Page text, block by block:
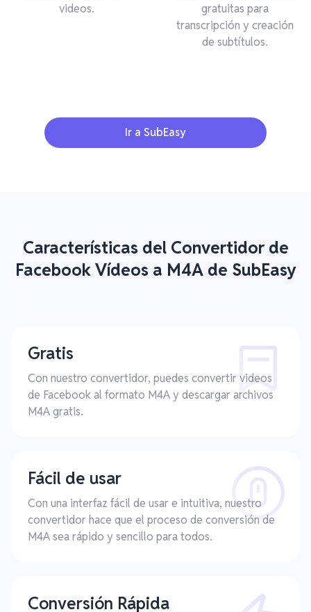
videos.
gratuitas para
transcripción y creación
de subtítulos.
Ir a SubEasy
Características del Convertidor de
Facebook Vídeos a M4A de SubEasy
Gratis
Con nuestro convertidor, puedes convertir videos
de Facebook al formato M4A y descargar archivos
M4A gratis.
Fácil de usar
Con una interfaz fácil de usar e intuitiva, nuestro
convertidor hace que el proceso de conversión de
M4A sea rápido y sencillo para todos.
Conversión Rápida